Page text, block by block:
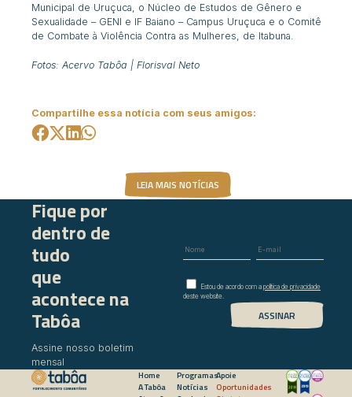
Municipal de Uruçuca, o Núcleo de Estudos de Gênero e
Sexualidade – GENI e IF Baiano – Campus Uruçuca e o Comitê
de Combate à Violência Contra as Mulheres, de Itabuna.
Fotos: Acervo Tabôa | Florisval Neto
Compartilhe essa notícia com seus amigos:
LEIA MAIS NOTÍCIAS
Fique por
dentro de
tudo
que
acontece na
Tabôa
Assine nosso boletim
mensal
Estou de acordo com a política de privacidade
deste website.
Home
A Tabôa
Programas
Notícias
Apoie
Oportunidades